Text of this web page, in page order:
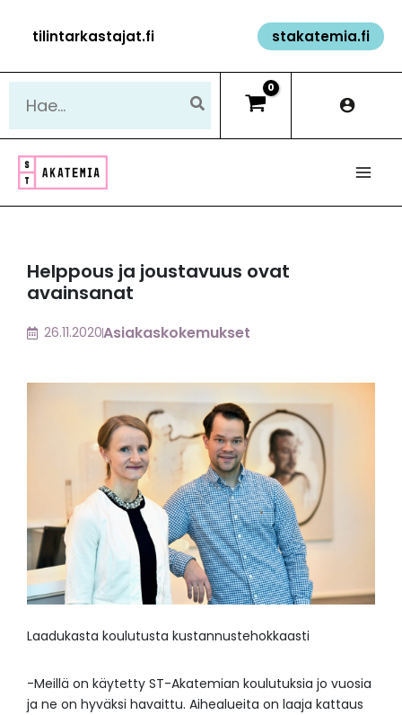
sisältöön
tilintarkastajat.fi stakatemia.fi
Helppous ja joustavuus ovat
avainsanat
26.11.2020Asiakaskokemukset
Laadukasta koulutusta kustannustehokkaasti
-Meillä on käytetty ST-Akatemian koulutuksia jo vuosia
ja ne on hyväksi havaittu. Aihealueita on laaja kattaus